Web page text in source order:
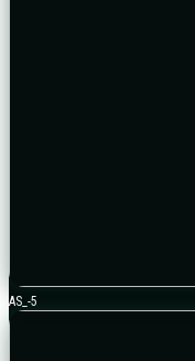
AS_-5